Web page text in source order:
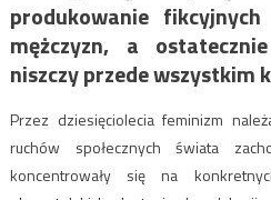
produkowanie
mężczyzn, a
niszczy przede wszystkim
Przez dziesięciolecia feminizm
ruchów społecznych świata
koncentrowały się na